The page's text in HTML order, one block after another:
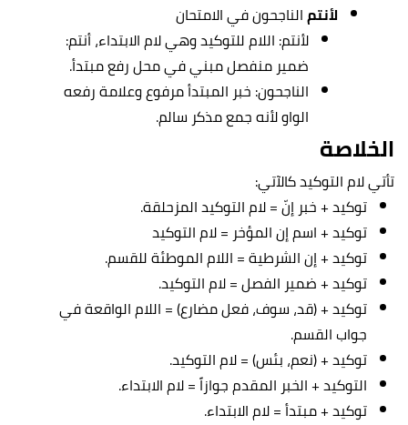
لأنتمالناجحون في الامتحان
لأنتم: اللام للتوكيد وهي لام الابتداء، أنتم:
ضمير منفصل مبني في محل رفع مبتدأ.
الناجحون: خبر المبتدأ مرفوع وعلامة رفعه
الواو لأنه جمع مذكر سالم.
الخلاصة
تأتي لام التوكيد كالآتي:
توكيد + خبر إنّ = لام التوكيد المزحلقة.
توكيد + اسم إن المؤخر = لام التوكيد
توكيد + إن الشرطية = اللام الموطئة للقسم.
توكيد + ضمير الفصل = لام التوكيد.
توكيد + (قد، سوف، فعل مضارع) = اللام الواقعة في
جواب القسم.
توكيد + (نعم، بئس) = لام التوكيد.
التوكيد + الخبر المقدم جوازاً = لام الابتداء.
توكيد + مبتدأ = لام الابتداء.